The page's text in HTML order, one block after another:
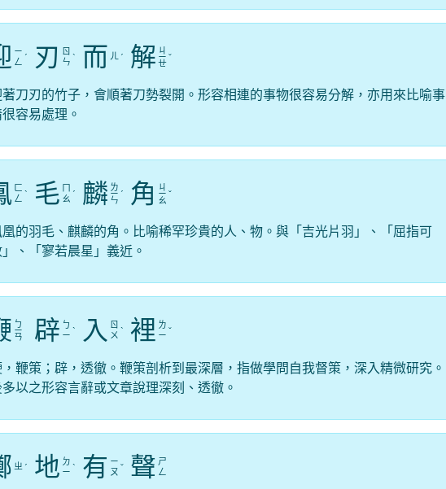
ㄧ
ㄥ ˊ 刃
ㄖ
ㄣ ˋ 而 ㄦ ˊ 解 ㄐ
ㄧ
ㄝ
ˇ
著刀刃的竹子，會順著刀勢裂開。形容相連的事物很容易分解，亦用來比喻事
容易處理。
ㄈ
ㄥ ˋ 毛 ㄇ
ㄠ ˊ 麟 ㄌ
ㄧ
ㄣ
ˊ 角 ㄐ
ㄧ
ㄠ
ˇ
凰的羽毛、麒麟的角。比喻稀罕珍貴的人、物。與「吉光片羽」、「屈指可
、「寥若晨星」義近。
ㄅ
ㄧ
ㄢ 辟 ㄅ
ㄧ ˋ 入
ㄖ
ㄨ ˋ 裡 ㄌ
ㄧ ˇ
，鞭策；辟，透徹。鞭策剖析到最深層，指做學問自我督策，深入精微研究。
以之形容言辭或文章說理深刻、透徹。
ㄓ ˊ 地 ㄉ
ㄧ ˋ 有 ㄧ
ㄡ ˇ 聲 ㄕ
ㄥ